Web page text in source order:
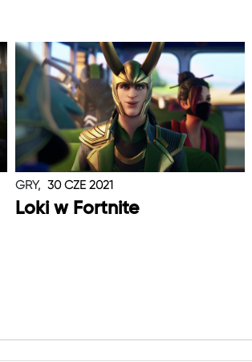
GRY, 30 CZE 2021
Loki w Fortnite